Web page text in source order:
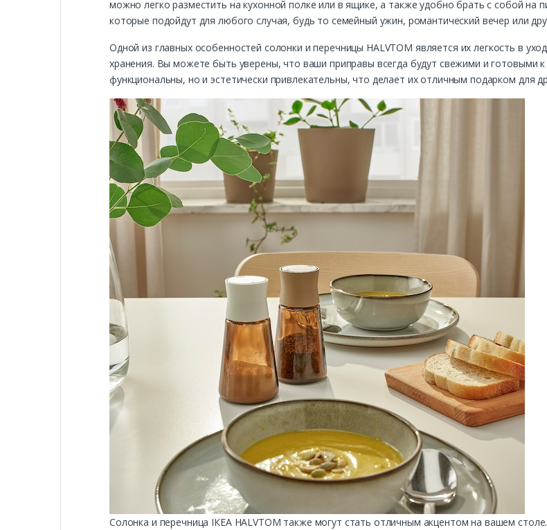
можно легко разместить на кухонной полке или в ящике, а также удобно брать с собой на
которые подойдут для любого случая, будь то семейный ужин, романтический вечер или
Одной из главных особенностей солонки и перечницы HALVTOM является их легкость в
хранения. Вы можете быть уверены, что ваши приправы всегда будут свежими и готовыми
функциональны, но и эстетически привлекательны, что делает их отличным подарком для
Солонка и перечница ІКЕА HALVTOM также могут стать отличным акцентом на вашем